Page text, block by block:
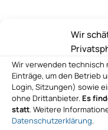
Wir
Wir verwenden technisch
Einträge, um den Betrieb
Login, Sitzungen) sowie
ohne Drittanbieter. Es
statt. Weitere
Datenschutzerklärung.
conet Holding
Reruption